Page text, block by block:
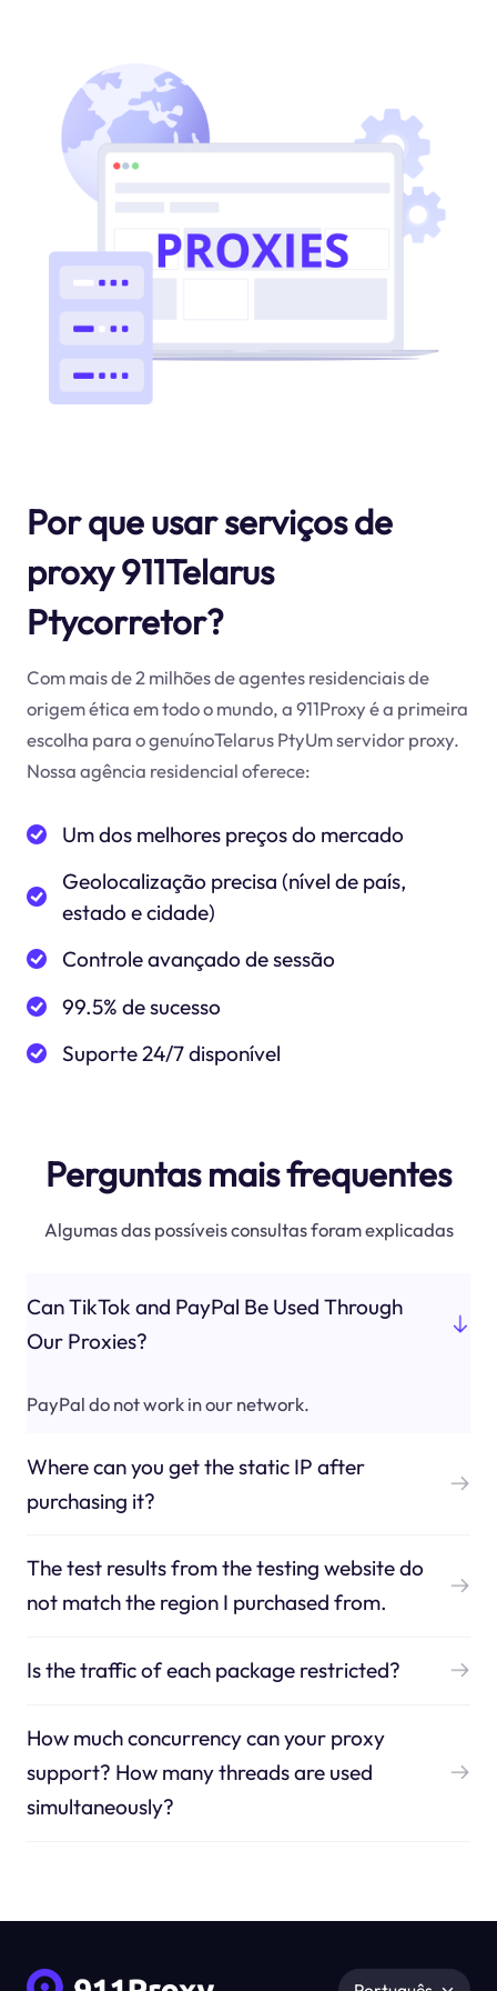
Por que usar serviços de
proxy 911Telarus
Ptycorretor?
Com mais de 2 milhões de agentes residenciais de
origem ética em todo o mundo, a 911Proxy é a primeira
escolha para o genuínoTelarus PtyUm servidor proxy.
Nossa agência residencial oferece:
Um dos melhores preços do mercado
Geolocalização precisa (nível de país,
estado e cidade)
Controle avançado de sessão
99.5% de sucesso
Suporte 24/7 disponível
Perguntas mais frequentes
Algumas das possíveis consultas foram explicadas
Can TikTok and PayPal Be Used Through
Our Proxies?
PayPal do not work in our network.
Where can you get the static IP after
purchasing it?
The test results from the testing website do
not match the region I purchased from.
Is the traffic of each package restricted?
How much concurrency can your proxy
support? How many threads are used
simultaneously?